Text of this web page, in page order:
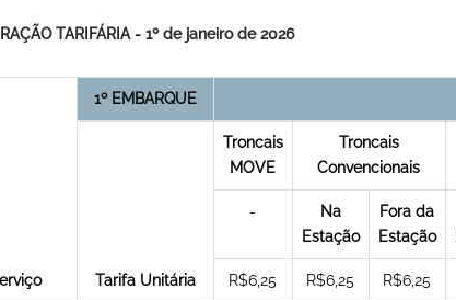
TARIFÁRIA - 1º de janeiro de 2026
1º EMBARQUE
Tarifa Unitária
Troncais
MOVE
Troncais
Convencionais
-
Na
Estação
Fora da
Estação
R$6,25 R$6,25 R$6,25